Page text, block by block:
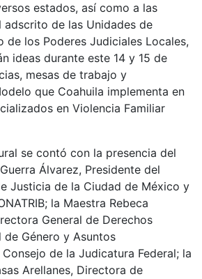
estados, así como a las
de las Unidades de
de los Poderes Judiciales Locales,
ideas durante este 14 y 15 de
mesas de trabajo y
que Coahuila implementa en
en Violencia Familiar
se contó con la presencia del
Álvarez, Presidente del
Justicia de la Ciudad de México y
la Maestra Rebeca
General de Derechos
de Género y Asuntos
de la Judicatura Federal; la
Arellanes, Directora de